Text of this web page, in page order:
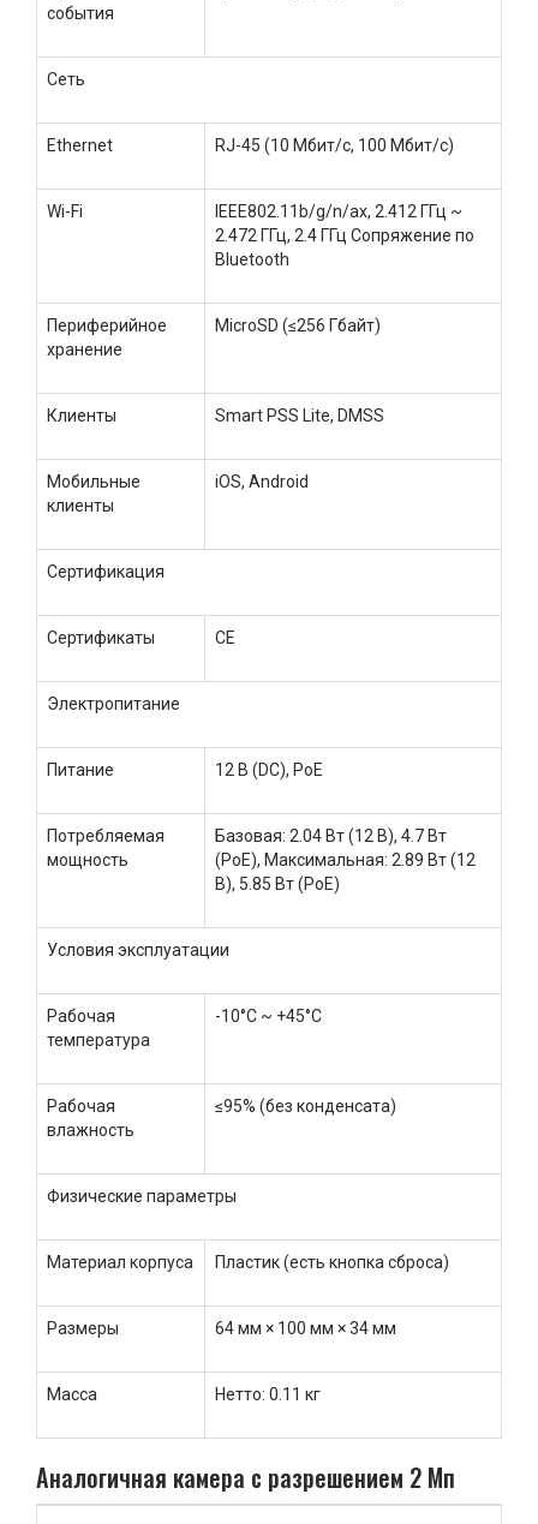
события
Сеть
Ethernet RJ-45 (10 Мбит/с, 100 Мбит/с)
Wi-Fi
IEEE802.11b/g/n/ax, 2.412 ГГц ~
2.472 ГГц, 2.4 ГГц Сопряжение по
Bluetooth
Периферийное
хранение
MicroSD (≤256 Гбайт)
Клиенты Smart PSS Lite, DMSS
Мобильные
клиенты
iOS, Android
Сертификация
Сертификаты CE
Электропитание
Питание 12 В (DC), PoE
Потребляемая
мощность
Базовая: 2.04 Вт (12 В), 4.7 Вт
(PoE), Максимальная: 2.89 Вт (12
В), 5.85 Вт (PoE)
Условия эксплуатации
Рабочая
температура
-10°C ~ +45°C
Рабочая
влажность
≤95% (без конденсата)
Физические параметры
Материал корпуса Пластик (есть кнопка сброса)
Размеры 64 мм × 100 мм × 34 мм
Масса Нетто: 0.11 кг
Аналогичная камера с разрешением 2 Мп